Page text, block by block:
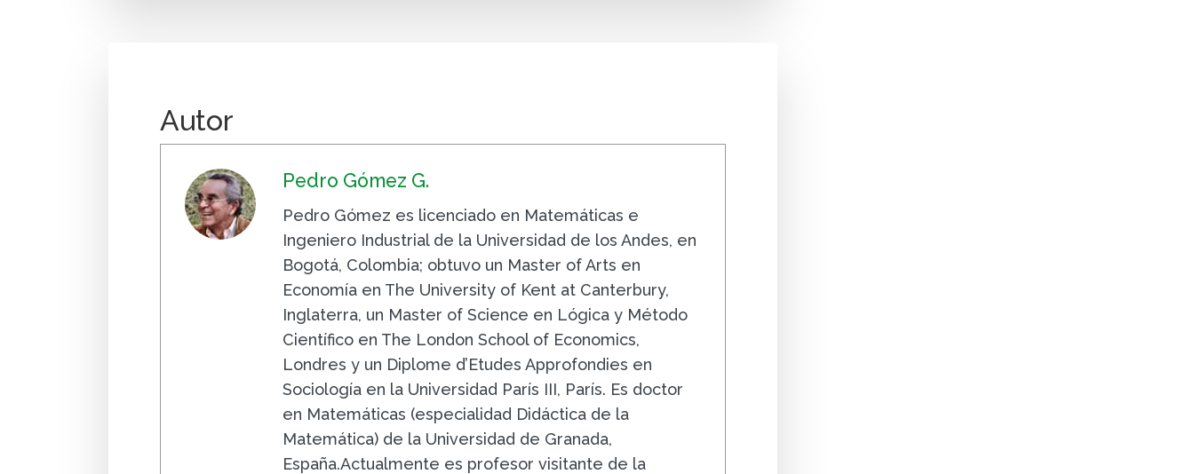
Autor
Pedro Gómez G.
Pedro Gómez es licenciado en Matemáticas e
Ingeniero Industrial de la Universidad de los Andes, en
Bogotá, Colombia; obtuvo un Master of Arts en
Economía en The University of Kent at Canterbury,
Inglaterra, un Master of Science en Lógica y Método
Científico en The London School of Economics,
Londres y un Diplome d’Etudes Approfondies en
Sociología en la Universidad París III, París. Es doctor
en Matemáticas (especialidad Didáctica de la
Matemática) de la Universidad de Granada,
España.Actualmente es profesor visitante de la